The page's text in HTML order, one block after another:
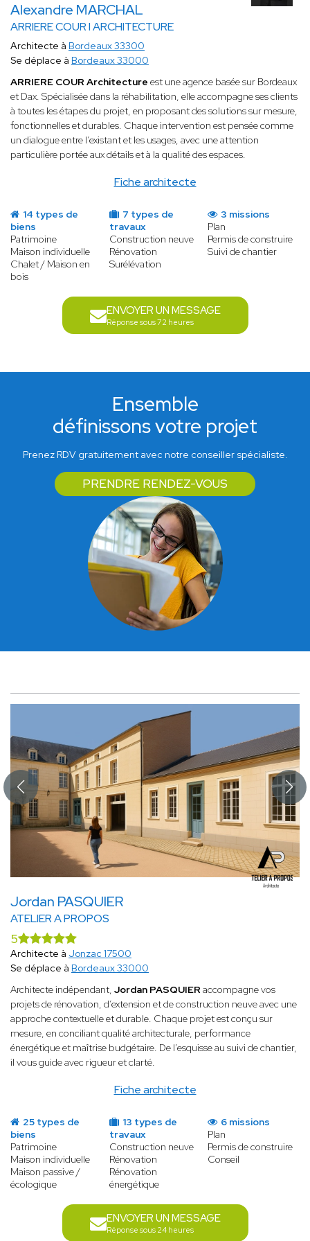
Alexandre MARCHAL
ARRIERE COUR I ARCHITECTURE
Fiche architecte
Architecte à Bordeaux 33300
Se déplace à Bordeaux 33000
ARRIERE COUR Architecture est une agence basée sur Bordeaux
et Dax. Spécialisée dans la réhabilitation, elle accompagne ses clients
à toutes les étapes du projet, en proposant des solutions sur mesure,
fonctionnelles et durables. Chaque intervention est pensée comme
un dialogue entre l’existant et les usages, avec une attention
particulière portée aux détails et à la qualité des espaces.
14 types de
biens
Patrimoine
Maison individuelle
Chalet / Maison en
bois
7 types de
travaux
Construction neuve
Rénovation
Surélévation
3 missions
Plan
Permis de construire
Suivi de chantier
ENVOYER UN MESSAGE
Réponse sous 72 heures
Ensemble
définissons votre projet
Prenez RDV gratuitement avec notre conseiller spécialiste.
PRENDRE RENDEZ-VOUS
Jordan PASQUIER
ATELIER A PROPOS
Fiche architecte
5
Architecte à Jonzac 17500
Se déplace à Bordeaux 33000
Architecte indépendant, Jordan PASQUIER accompagne vos
projets de rénovation, d’extension et de construction neuve avec une
approche contextuelle et durable. Chaque projet est conçu sur
mesure, en conciliant qualité architecturale, performance
énergétique et maîtrise budgétaire. De l’esquisse au suivi de chantier,
il vous guide avec rigueur et clarté.
25 types de
biens
Patrimoine
Maison individuelle
Maison passive /
écologique
13 types de
travaux
Construction neuve
Rénovation
Rénovation
énergétique
6 missions
Plan
Permis de construire
Conseil
ENVOYER UN MESSAGE
Réponse sous 24 heures